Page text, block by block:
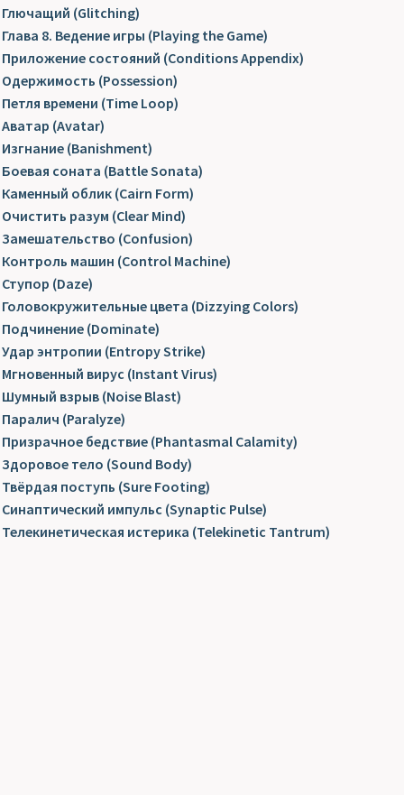
Глючащий (Glitching)
Глава 8. Ведение игры (Playing the Game)
Приложение состояний (Conditions Appendix)
Одержимость (Possession)
Петля времени (Time Loop)
Аватар (Avatar)
Изгнание (Banishment)
Боевая соната (Battle Sonata)
Каменный облик (Cairn Form)
Очистить разум (Clear Mind)
Замешательство (Confusion)
Контроль машин (Control Machine)
Ступор (Daze)
Головокружительные цвета (Dizzying Colors)
Подчинение (Dominate)
Удар энтропии (Entropy Strike)
Мгновенный вирус (Instant Virus)
Шумный взрыв (Noise Blast)
Паралич (Paralyze)
Призрачное бедствие (Phantasmal Calamity)
Здоровое тело (Sound Body)
Твёрдая поступь (Sure Footing)
Синаптический импульс (Synaptic Pulse)
Телекинетическая истерика (Telekinetic Tantrum)